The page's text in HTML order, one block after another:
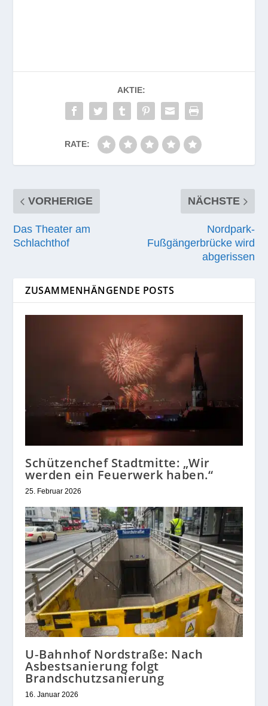
AKTIE:
RATE:
VORHERIGE
Das Theater am
Schlachthof
NÄCHSTE
Nordpark-
Fußgängerbrücke wird
abgerissen
ZUSAMMENHÄNGENDE POSTS
Schützenchef Stadtmitte: „Wir
werden ein Feuerwerk haben.“
25. Februar 2026
U‑Bahnhof Nordstraße: Nach
Asbestsanierung folgt
Brandschutzsanierung
16. Januar 2026